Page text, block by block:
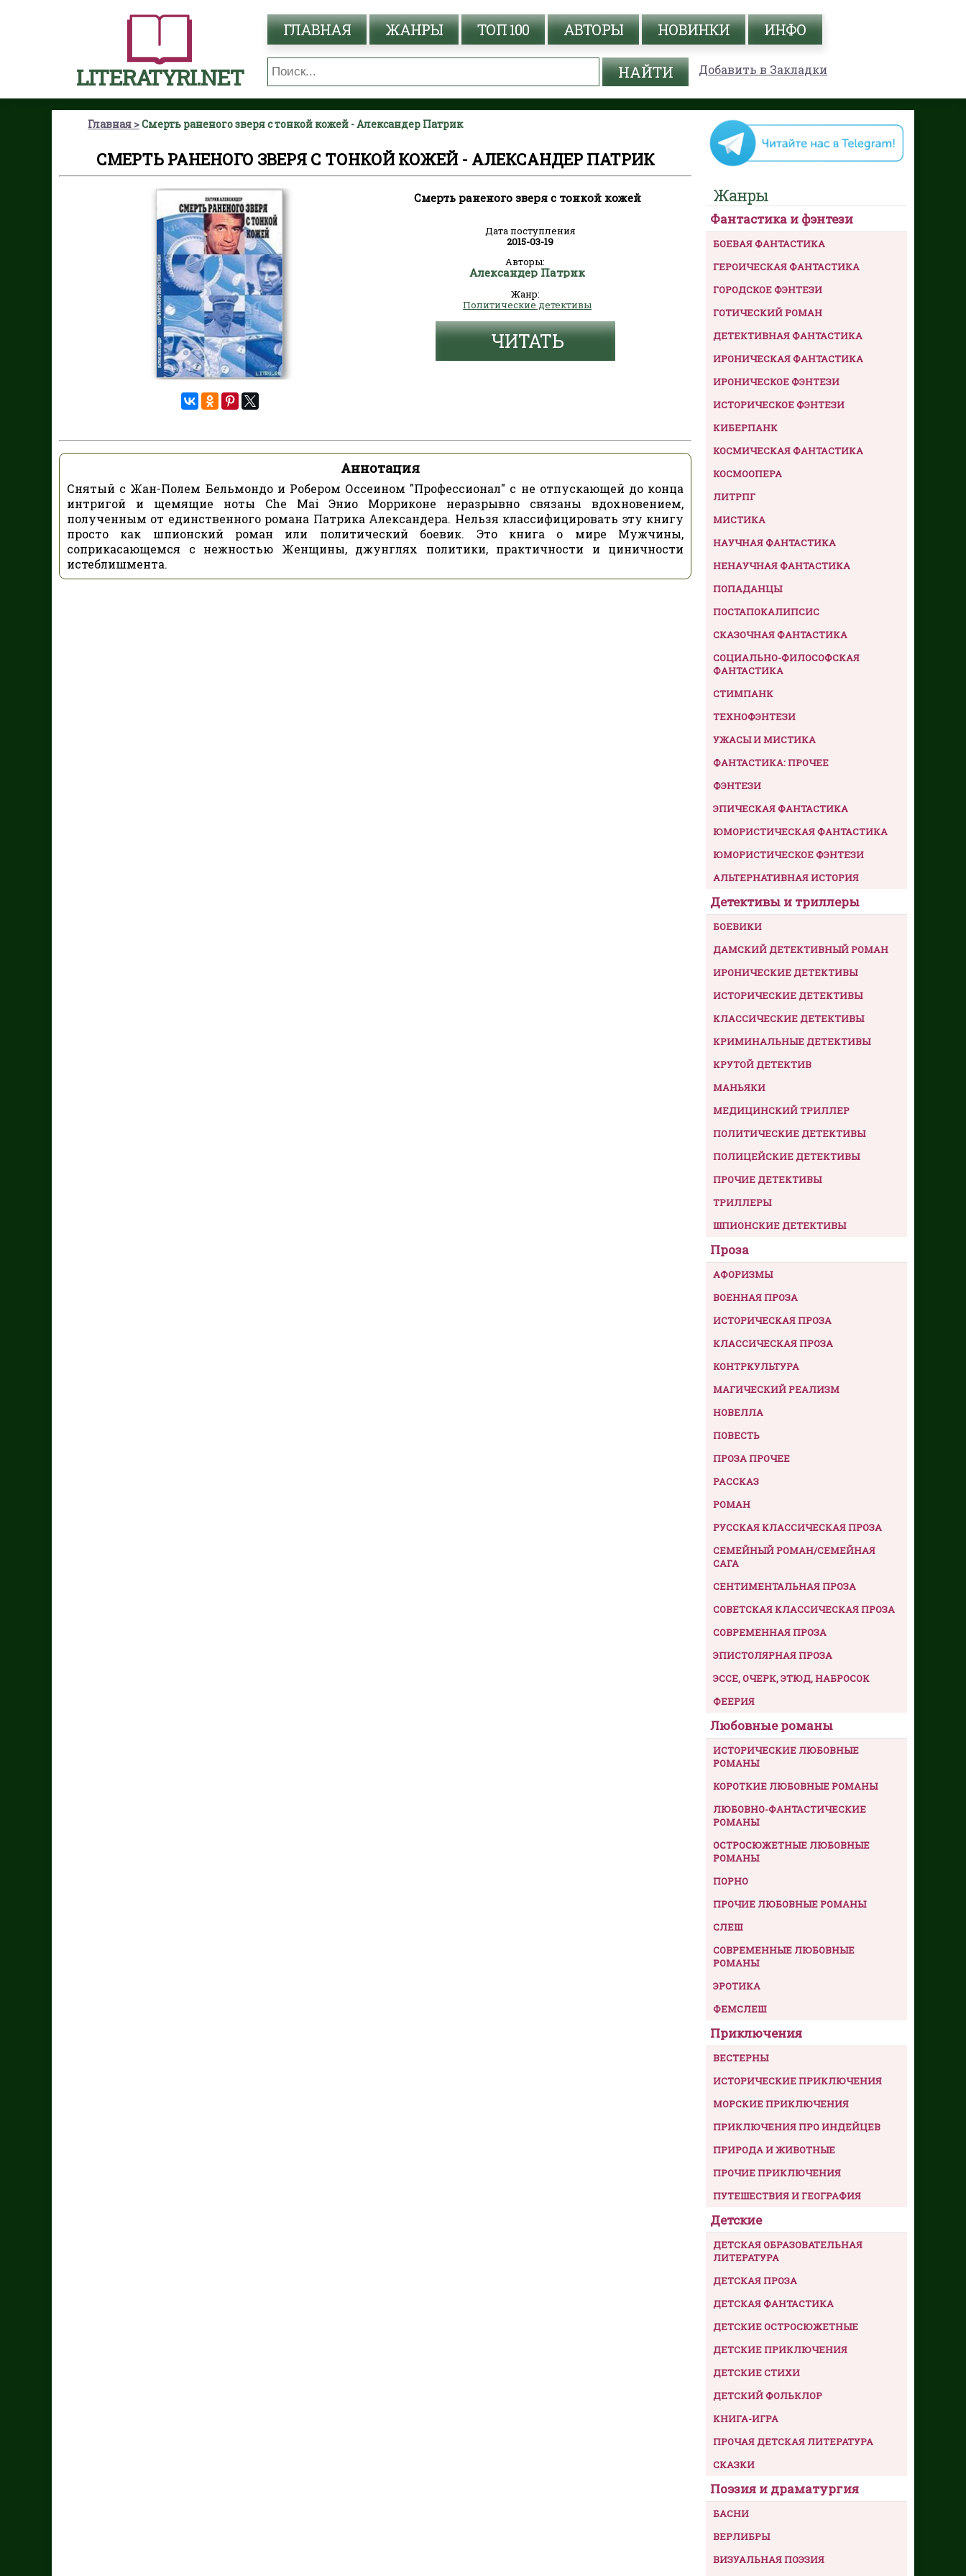
LITERATYRI.NET
ГЛАВНАЯ ЖАНРЫ ТОП 100 АВТОРЫ НОВИНКИ ИНФО
Добавить в Закладки
Главная Смерть раненого зверя с тонкой кожей - Александер Патрик
СМЕРТЬ РАНЕНОГО ЗВЕРЯ С ТОНКОЙ КОЖЕЙ - АЛЕКСАНДЕР ПАТРИК
Смерть раненого зверя с тонкой кожей
Дата поступления
2015-03-19
Авторы:
Александер Патрик
Жанр:
Политические детективы
ЧИТАТЬ
Аннотация
Снятый с Жан-Полем Бельмондо и Робером Оссеином "Профессионал" с не отпускающей до конца
интригой и щемящие ноты Che Mai Энио Морриконе неразрывно связаны вдохновением,
полученным от единственного романа Патрика Александера. Нельзя классифицировать эту книгу
просто как шпионский роман или политический боевик. Это книга о мире Мужчины,
соприкасающемся с нежностью Женщины, джунглях политики, практичности и циничности
истеблишмента.
Жанры
Фантастика и фэнтези
БОЕВАЯ ФАНТАСТИКА
ГЕРОИЧЕСКАЯ ФАНТАСТИКА
ГОРОДСКОЕ ФЭНТЕЗИ
ГОТИЧЕСКИЙ РОМАН
ДЕТЕКТИВНАЯ ФАНТАСТИКА
ИРОНИЧЕСКАЯ ФАНТАСТИКА
ИРОНИЧЕСКОЕ ФЭНТЕЗИ
ИСТОРИЧЕСКОЕ ФЭНТЕЗИ
КИБЕРПАНК
КОСМИЧЕСКАЯ ФАНТАСТИКА
КОСМООПЕРА
ЛИТРПГ
МИСТИКА
НАУЧНАЯ ФАНТАСТИКА
НЕНАУЧНАЯ ФАНТАСТИКА
ПОПАДАНЦЫ
ПОСТАПОКАЛИПСИС
СКАЗОЧНАЯ ФАНТАСТИКА
СОЦИАЛЬНО-ФИЛОСОФСКАЯ
ФАНТАСТИКА
СТИМПАНК
ТЕХНОФЭНТЕЗИ
УЖАСЫ И МИСТИКА
ФАНТАСТИКА: ПРОЧЕЕ
ФЭНТЕЗИ
ЭПИЧЕСКАЯ ФАНТАСТИКА
ЮМОРИСТИЧЕСКАЯ ФАНТАСТИКА
ЮМОРИСТИЧЕСКОЕ ФЭНТЕЗИ
АЛЬТЕРНАТИВНАЯ ИСТОРИЯ
Детективы и триллеры
БОЕВИКИ
ДАМСКИЙ ДЕТЕКТИВНЫЙ РОМАН
ИРОНИЧЕСКИЕ ДЕТЕКТИВЫ
ИСТОРИЧЕСКИЕ ДЕТЕКТИВЫ
КЛАССИЧЕСКИЕ ДЕТЕКТИВЫ
КРИМИНАЛЬНЫЕ ДЕТЕКТИВЫ
КРУТОЙ ДЕТЕКТИВ
МАНЬЯКИ
МЕДИЦИНСКИЙ ТРИЛЛЕР
ПОЛИТИЧЕСКИЕ ДЕТЕКТИВЫ
ПОЛИЦЕЙСКИЕ ДЕТЕКТИВЫ
ПРОЧИЕ ДЕТЕКТИВЫ
ТРИЛЛЕРЫ
ШПИОНСКИЕ ДЕТЕКТИВЫ
Проза
АФОРИЗМЫ
ВОЕННАЯ ПРОЗА
ИСТОРИЧЕСКАЯ ПРОЗА
КЛАССИЧЕСКАЯ ПРОЗА
КОНТРКУЛЬТУРА
МАГИЧЕСКИЙ РЕАЛИЗМ
НОВЕЛЛА
ПОВЕСТЬ
ПРОЗА ПРОЧЕЕ
РАССКАЗ
РОМАН
РУССКАЯ КЛАССИЧЕСКАЯ ПРОЗА
СЕМЕЙНЫЙ РОМАН/СЕМЕЙНАЯ
САГА
СЕНТИМЕНТАЛЬНАЯ ПРОЗА
СОВЕТСКАЯ КЛАССИЧЕСКАЯ ПРОЗА
СОВРЕМЕННАЯ ПРОЗА
ЭПИСТОЛЯРНАЯ ПРОЗА
ЭССЕ, ОЧЕРК, ЭТЮД, НАБРОСОК
ФЕЕРИЯ
Любовные романы
ИСТОРИЧЕСКИЕ ЛЮБОВНЫЕ
РОМАНЫ
КОРОТКИЕ ЛЮБОВНЫЕ РОМАНЫ
ЛЮБОВНО-ФАНТАСТИЧЕСКИЕ
РОМАНЫ
ОСТРОСЮЖЕТНЫЕ ЛЮБОВНЫЕ
РОМАНЫ
ПОРНО
ПРОЧИЕ ЛЮБОВНЫЕ РОМАНЫ
СЛЕШ
СОВРЕМЕННЫЕ ЛЮБОВНЫЕ
РОМАНЫ
ЭРОТИКА
ФЕМСЛЕШ
Приключения
ВЕСТЕРНЫ
ИСТОРИЧЕСКИЕ ПРИКЛЮЧЕНИЯ
МОРСКИЕ ПРИКЛЮЧЕНИЯ
ПРИКЛЮЧЕНИЯ ПРО ИНДЕЙЦЕВ
ПРИРОДА И ЖИВОТНЫЕ
ПРОЧИЕ ПРИКЛЮЧЕНИЯ
ПУТЕШЕСТВИЯ И ГЕОГРАФИЯ
Детские
ДЕТСКАЯ ОБРАЗОВАТЕЛЬНАЯ
ЛИТЕРАТУРА
ДЕТСКАЯ ПРОЗА
ДЕТСКАЯ ФАНТАСТИКА
ДЕТСКИЕ ОСТРОСЮЖЕТНЫЕ
ДЕТСКИЕ ПРИКЛЮЧЕНИЯ
ДЕТСКИЕ СТИХИ
ДЕТСКИЙ ФОЛЬКЛОР
КНИГА-ИГРА
ПРОЧАЯ ДЕТСКАЯ ЛИТЕРАТУРА
СКАЗКИ
Поэзия и драматургия
БАСНИ
ВЕРЛИБРЫ
ВИЗУАЛЬНАЯ ПОЭЗИЯ